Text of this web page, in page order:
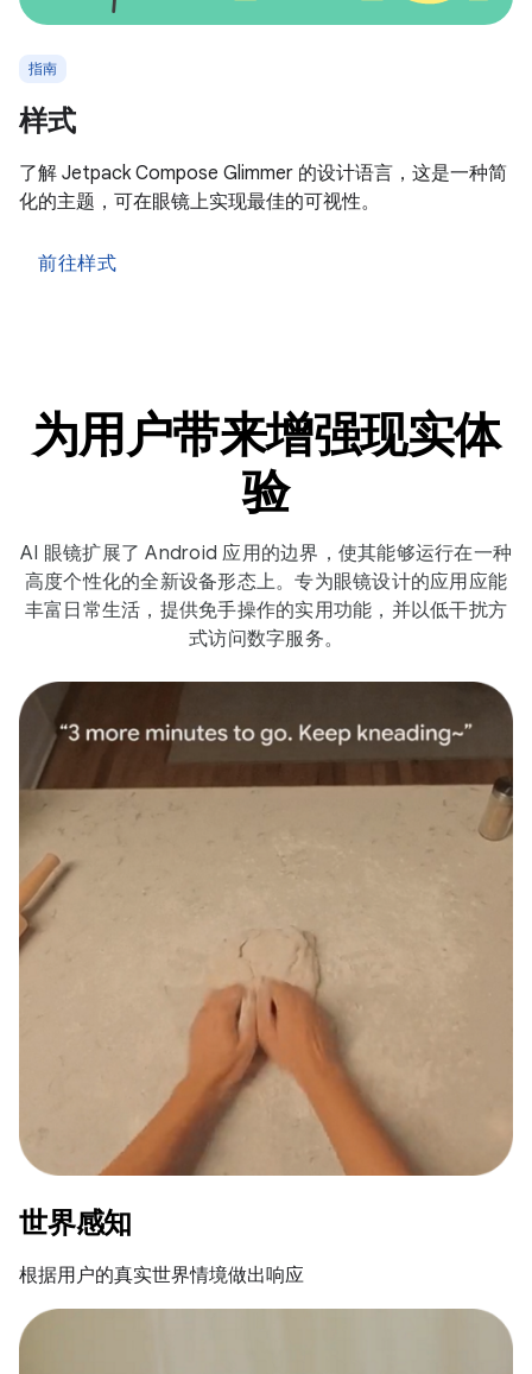
指南
样式
了解 Jetpack Compose Glimmer 的设计语言，这是一种简
化的主题，可在眼镜上实现最佳的可视性。
前往样式
为用户带来增强现实体
验
AI 眼镜扩展了 Android 应用的边界，使其能够运行在一种
高度个性化的全新设备形态上。专为眼镜设计的应用应能
丰富日常生活，提供免手操作的实用功能，并以低干扰方
式访问数字服务。
世界感知
根据用户的真实世界情境做出响应